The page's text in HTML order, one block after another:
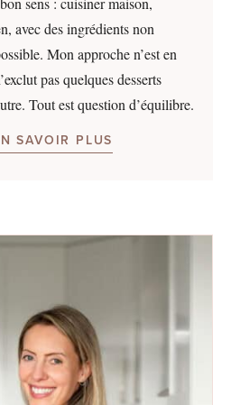
avec des ingrédients non
Mon approche n’est en
pas quelques desserts
Tout est question d’équilibre.
SAVOIR PLUS